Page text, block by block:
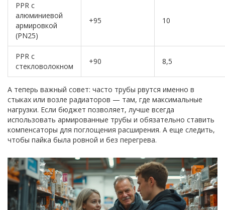
PPR с
алюминиевой
армировкой
(PN25)
+95 10
PPR с
стекловолокном
+90 8,5
А теперь важный совет: часто трубы рвутся именно в
стыках или возле радиаторов — там, где максимальные
нагрузки. Если бюджет позволяет, лучше всегда
использовать армированные трубы и обязательно ставить
компенсаторы для поглощения расширения. А еще следить,
чтобы пайка была ровной и без перегрева.